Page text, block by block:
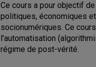
Ce cours a pour objectif
politiques, économiques
socionumériques. Ce
l'automatisation
régime de post-vérité.